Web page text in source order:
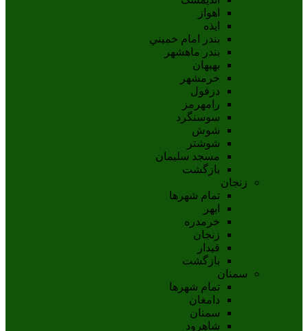
اهواز
ايذه
بندر امام خميني
بندر ماهشهر
بهبهان
خرمشهر
دزفول
رامهرمز
سوسنگرد
شوش
شوشتر
مسجد سليمان
بازگشت
زنجان
تمام شهر‌ها
ابهر
خرمدره
زنجان
قيدار
بازگشت
سمنان
تمام شهر‌ها
دامغان
سمنان
شاهرود